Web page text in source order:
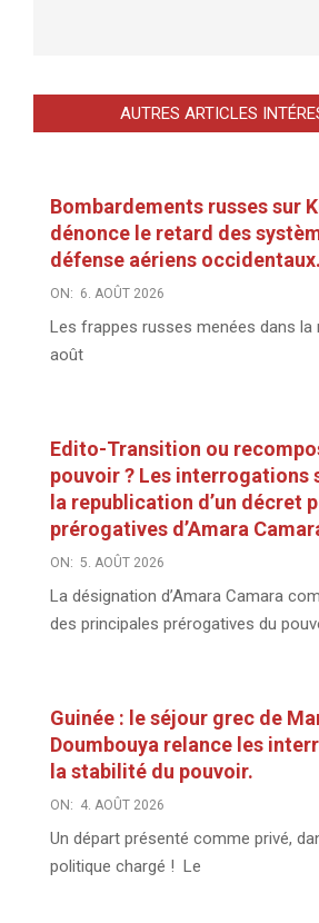
AUTRES ARTICLES
Bombardements russes sur
dénonce le retard des
défense aériens occidentaux.
ON: 6. AOÛT 2026
Les frappes russes menées dans la
août
Edito-Transition ou
pouvoir ? Les interrogations
la republication d’un décret
prérogatives d’Amara
ON: 5. AOÛT 2026
La désignation d’Amara Camara
des principales prérogatives du
Guinée : le séjour grec de
Doumbouya relance les
la stabilité du pouvoir.
ON: 4. AOÛT 2026
Un départ présenté comme privé,
politique chargé ! Le